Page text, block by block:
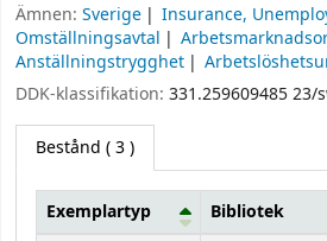
Ämnen: Sverige
Insurance,
Omställningsavtal
Anställningstrygghet
DDK-klassifikation: 331.259609485 23/
Bestånd ( 3 )
Exemplartyp Bibliotek